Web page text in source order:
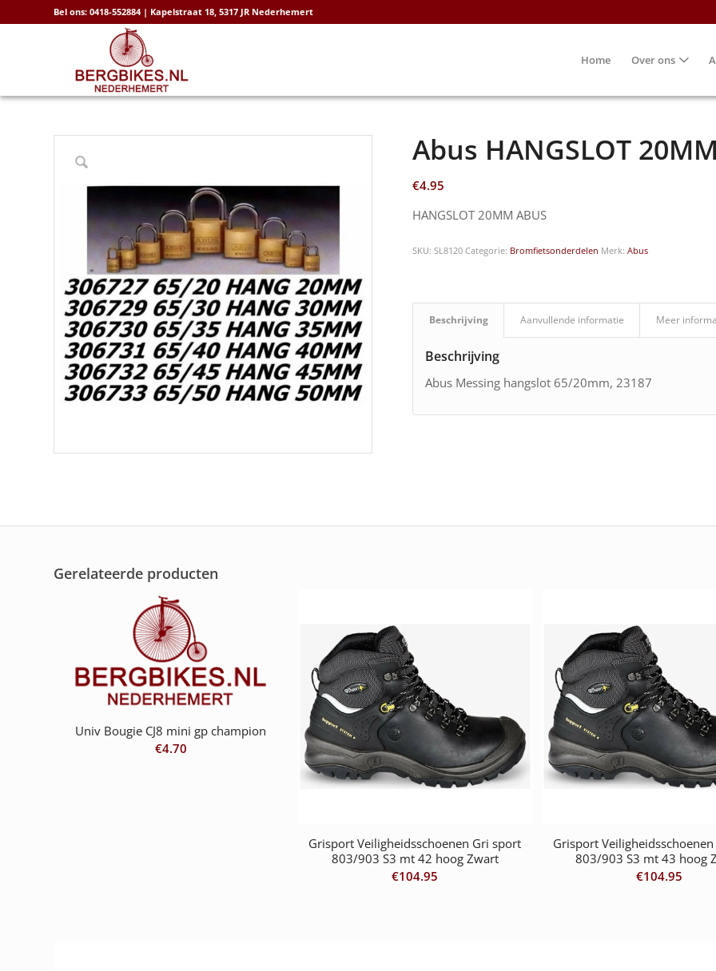
Bel ons: 0418-552884 | Kapelstraat 18, 5317 JR Nederhemert
Home Over ons
Abus HANGSLOT
€4.95
HANGSLOT 20MM ABUS
SKU:SL8120 Categorie: Bromfietsonderdelen Merk:Abus
Beschrijving Aanvullende informatie Meer
Beschrijving
Abus Messing hangslot 65/20mm, 23187
Gerelateerde producten
Univ Bougie CJ8 mini gp champion
€4.70
Grisport Veiligheidsschoenen Gri sport
803/903 S3 mt 42 hoog Zwart
€104.95
Grisport
803/903 S3 mt 43 hoog
€104.95